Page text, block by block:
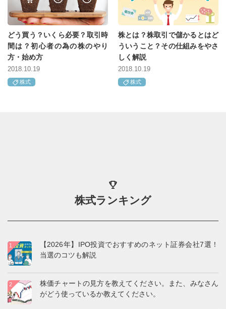
どう買う？いくら必要？取引時
間は？初心者の為の株のやり
方・始め方
2018.10.19
株式
株とは？株取引で儲かるとはど
ういうこと？その仕組みをやさ
しく解説
2018.10.19
株式